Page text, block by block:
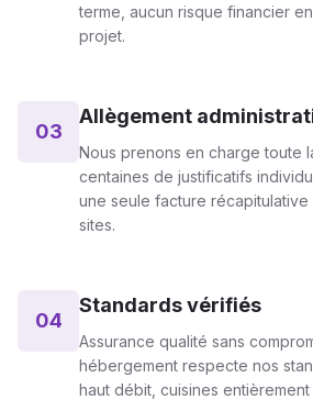
terme, aucun risque financier
projet.
03
Allègement
Nous prenons en charge toute
centaines de justificatifs
une seule facture
sites.
04
Standards vérifiés
Assurance qualité sans
hébergement respecte nos
haut débit, cuisines